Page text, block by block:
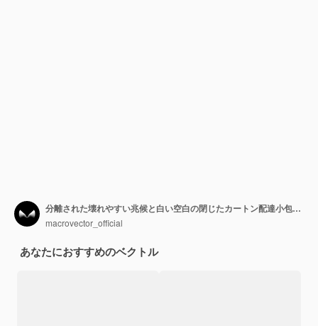
分離された壊れやすい兆候と白い空白の閉じたカートン配達小包梱包箱
macrovector_official
あなたにおすすめのベクトル